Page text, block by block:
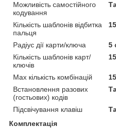
Можливість самостійного
кодування
Кількість шаблонів відбитка
пальця
Радіус дії карти/ключа
5
Кількість шаблонів карт/
ключів
Мах кількість комбінацій
Встановлення разових
(гостьових) кодів
Підсвічування клавіш
Комплектація